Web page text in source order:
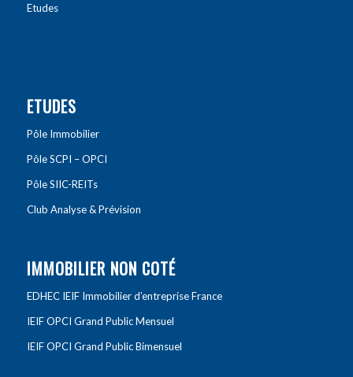
Etudes
ETUDES
Pôle Immobilier
Pôle SCPI – OPCI
Pôle SIIC-REITs
Club Analyse & Prévision
IMMOBILIER NON COTÉ
EDHEC IEIF Immobilier d’entreprise France
IEIF OPCI Grand Public Mensuel
IEIF OPCI Grand Public Bimensuel